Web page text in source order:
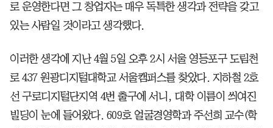
로 운영한다면 그 창업자는 매우 독특한 생각과 전략을 갖고
있는 사람일 것이라고 생각했다.
이러한 생각에 지난 4월 5일 오후 2시 서울 영등포구 도림천
로 437 원광디지털대학교 서울캠퍼스를 찾았다. 지하철 2호
선 구로디지털단지역 4번 출구에 서니, 대학 이름이 씌여진
빌딩이 눈에 들어왔다. 609호 얼굴경영학과 주선희 교수(학